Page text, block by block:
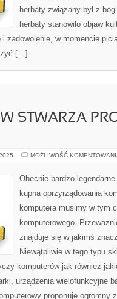
herbaty związany był z
herbaty stanowiło objaw
zadowolenie, w momencie
[…]
STWARZA
MOŻLIWOŚĆ
Obecnie bardzo
kupna oprzyrządowania
komputera musimy w tym
komputerowego.
znajduje się w jakimś
Niewątpliwie w tego typu
komputerów jak również
urządzenia wielofunkcyjne
proponuje ogromny